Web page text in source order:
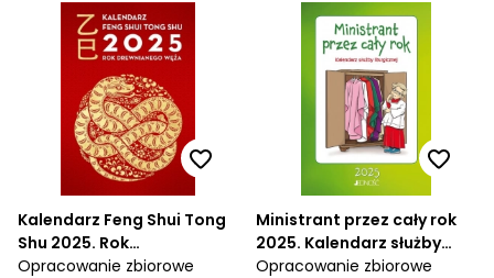
Kalendarz Feng Shui Tong
Shu 2025. Rok
Drewnianego Węża
Opracowanie zbiorowe
Ministrant przez cały rok
2025. Kalendarz służby
liturgicznej
Opracowanie zbiorowe